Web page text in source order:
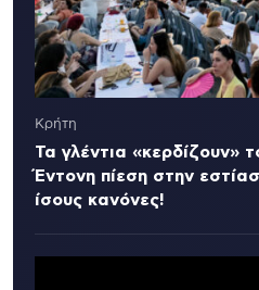
Κρήτη
Τα γλέντια «κερδίζουν»
Έντονη πίεση στην
ίσους κανόνες!